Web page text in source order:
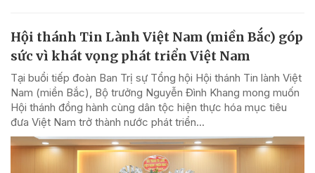
Hội thánh Tin Lành Việt Nam (miền Bắc) góp
sức vì khát vọng phát triển Việt Nam
Tại buổi tiếp đoàn Ban Trị sự Tổng hội Hội thánh Tin lành Việt
Nam (miền Bắc), Bộ trưởng Nguyễn Đình Khang mong muốn
Hội thánh đồng hành cùng dân tộc hiện thực hóa mục tiêu
đưa Việt Nam trở thành nước phát triển...